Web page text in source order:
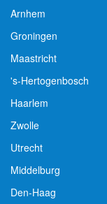
Arnhem
Groningen
Maastricht
's-Hertogenbosch
Haarlem
Zwolle
Utrecht
Middelburg
Den-Haag